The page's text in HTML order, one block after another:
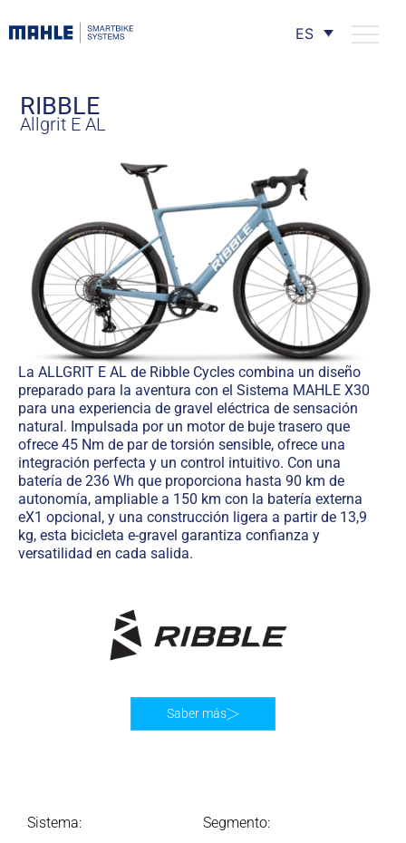
ES
RIBBLE
Allgrit E AL
La ALLGRIT E AL de Ribble Cycles combina un diseño
preparado para la aventura con el Sistema MAHLE X30
para una experiencia de gravel eléctrica de sensación
natural. Impulsada por un motor de buje trasero que
ofrece 45 Nm de par de torsión sensible, ofrece una
integración perfecta y un control intuitivo. Con una
batería de 236 Wh que proporciona hasta 90 km de
autonomía, ampliable a 150 km con la batería externa
eX1 opcional, y una construcción ligera a partir de 13,9
kg, esta bicicleta e-gravel garantiza confianza y
versatilidad en cada salida.
Sistema: Segmento:
Saber más